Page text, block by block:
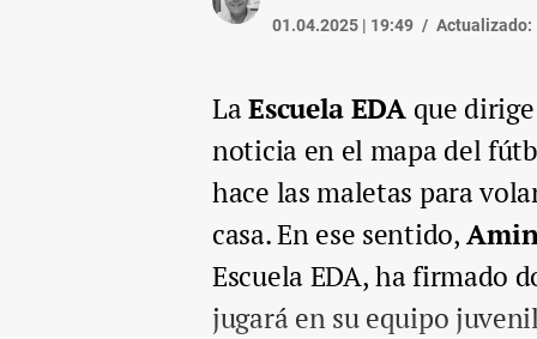
01.04.2025 | 19:49 Actualizado:
LaEscuela EDA que
noticia en el mapa del
hace las maletas para
casa. En ese sentido,
Escuela EDA, ha firmado
jugará en su equipo